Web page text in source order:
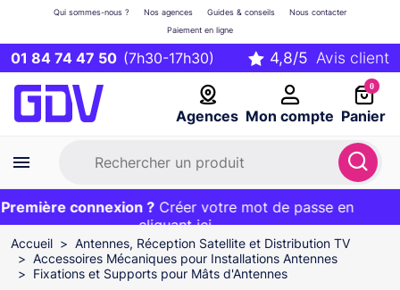
01 84 74 47 50 (7h30-17h30)
Agences Mon compte
Qui sommes-nous ? Nos agences Guides & conseils
Nous contacter
Paiement en ligne
0
Panier
Première commande ?20€ OFFERT sur votre panier
et livraison 24/48h gratuite avec le codeBIENVENUE
connexion ?Créer votre mot de passe en
cliquant ici
EXCLU WEB :
Accueil
Antennes, Réception Satellite et Distribution TV
Accessoires Mécaniques pour Installations Antennes
Fixations et Supports pour Mâts d'Antennes